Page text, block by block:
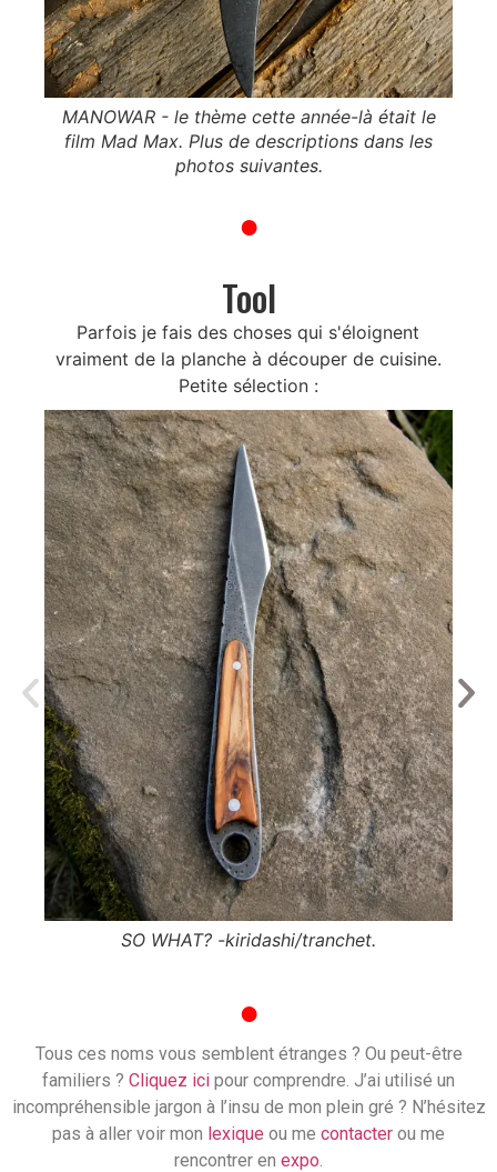
MANOWAR - le thème cette année-là était le
film Mad Max. Plus de descriptions dans les
photos suivantes.
●
Tool
Parfois je fais des choses qui s'éloignent
vraiment de la planche à découper de cuisine.
Petite sélection :
SO WHAT? -kiridashi/tranchet.
●
Tous ces noms vous semblent étranges ? Ou peut-être
familiers ? Cliquez ici pour comprendre. J’ai utilisé un
incompréhensible jargon à l’insu de mon plein gré ? N’hésitez
pas à aller voir mon lexique ou me contacter ou me
rencontrer en expo.